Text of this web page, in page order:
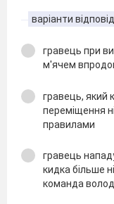
варіанти
гравець при
м'ячем
гравець, який
переміщення
правилами
гравець
кидка більше
команда